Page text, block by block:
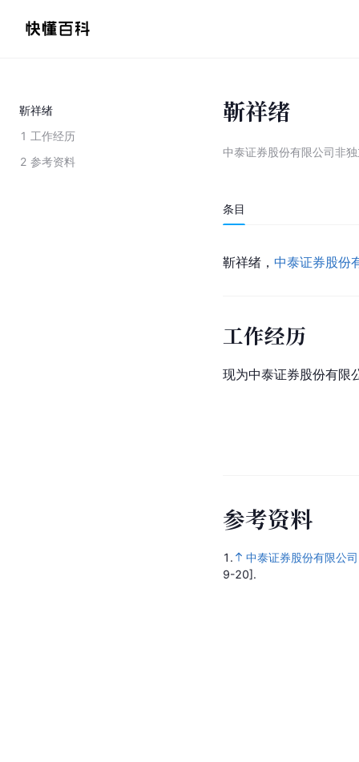
靳祥绪
1 工作经历
2 参考资料
靳祥绪
中泰证券股份有限公司非
条目
靳祥绪， 中泰证券股份
工作经历
现为中泰证券股份有限
参考资料
1.
中泰证券股份有限公
9-20].